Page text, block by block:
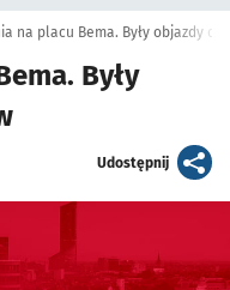
na placu Bema. Były objazdy
Były
Udostępnijartykuł